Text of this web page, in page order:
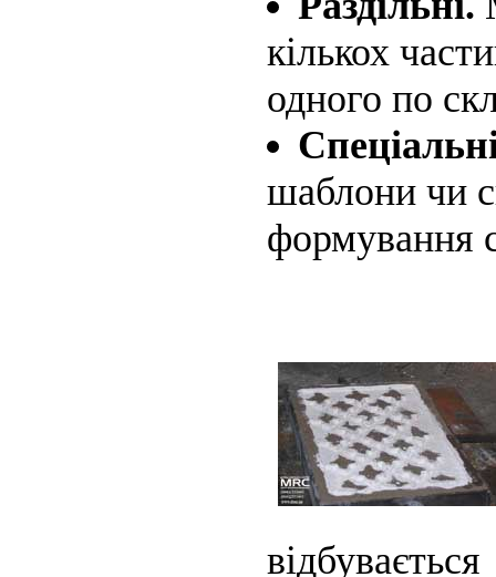
кількох
одного по
шаблони чи
формування